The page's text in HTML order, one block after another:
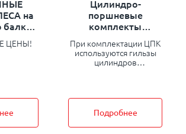
на
ЦЕНЫ!
Цилиндро-
поршневые
комплекты
«Запчасть-Дизель»
При комплектации ЦПК
используются гильзы
цилиндров
завода OOО
“Мотордеталь-Конотоп”,
а также поршни завода
«АгроТех»
Подробнее